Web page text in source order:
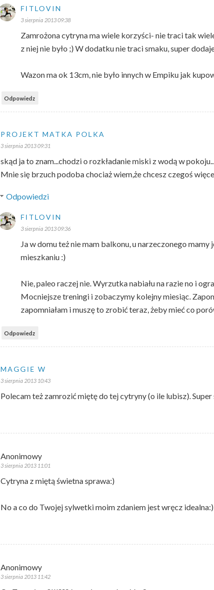
FITLOVIN
3 sierpnia 2013 09:38
Zamrożona cytryna ma wiele korzyści- nie traci tak
z niej nie było ;) W dodatku nie traci smaku, super
Wazon ma ok 13cm, nie było innych w Empiku jak
Odpowiedz
PROJEKT MATKA POLKA
3 sierpnia 2013 09:31
skąd ja to znam...chodzi o rozkładanie miski z wodą w
Mnie się brzuch podoba chociaż wiem,że chcesz czegoś
Odpowiedzi
FITLOVIN
3 sierpnia 2013 09:36
Ja w domu też nie mam balkonu, u narzeczonego
mieszkaniu :)
Nie, paleo raczej nie. Wyrzutka nabiału na razie no i
Mocniejsze treningi i zobaczymy kolejny miesiąc.
zapomniałam i muszę to zrobić teraz, żeby mieć co
Odpowiedz
MAGGIE W
3 sierpnia 2013 10:43
Polecam też zamrozić miętę do tej cytryny (o ile lubisz). Super
Anonimowy
3 sierpnia 2013 11:01
Cytryna z miętą świetna sprawa:)
No a co do Twojej sylwetki moim zdaniem jest wręcz idealna:)
Anonimowy
3 sierpnia 2013 11:42